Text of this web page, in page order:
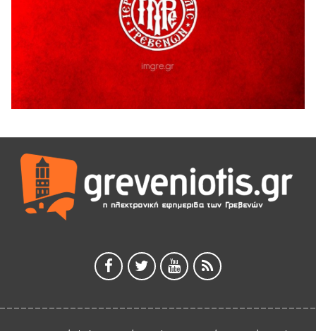
ΑΗ ΛΑΟΣ | 5 Αυγούστου | Υπαίθριο Θέατρο “Καστράκι”,
41η Γιορτή Κρασιού στο Τρίκωμο – «Γιορτή Παράδοσης»
5 Αυγούστου 2026
ΕΥΧΑΡΙΣΤΙΕΣ Φυσιολατρικού Συλλόγου Γρεβενών
4 Αυγούστου 2026
Έκτακτη χρηματοδότηση 400.000€ για επιπλέον εργασίες